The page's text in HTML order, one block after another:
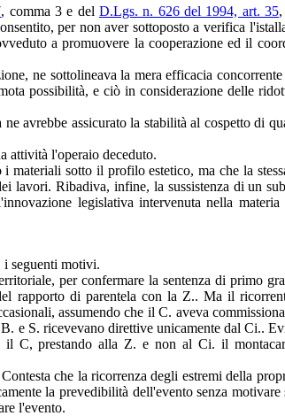
, comma 3 e del D.Lgs. n. 626 del 1994, art. 35,
per non aver sottoposto a verifica
a promuovere la cooperazione ed il
ne sottolineava la mera efficacia
possibilità, e ciò in considerazione delle
avrebbe assicurato la stabilità al cospetto di
attività l'operaio deceduto.
sotto il profilo estetico, ma che la
Ribadiva, infine, la sussistenza di un
legislativa intervenuta nella
i seguenti motivi.
per confermare la sentenza di primo
di parentela con la Z.. Ma il
assumendo che il C. aveva
S. ricevevano direttive unicamente dal Ci..
C, prestando alla Z. e non al Ci. il
che la ricorrenza degli estremi della
la prevedibilità dell'evento senza
l'evento.